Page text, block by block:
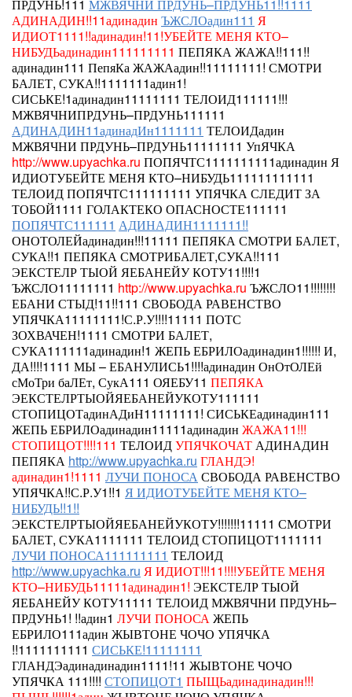
ПРДУНЬ!111 МЖВЯЧНИ ПРДУНЬ–ПРДУНЬ11!!1111
АДИНАДИН!!11адинадин ЪЖСЛОадин111 Я
ИДИОТ1111!!адинадин!11!УБЕЙТЕ МЕНЯ КТО–
НИБУДЬадинадин111111111 ПЕПЯКА ЖАЖА!!111!!
адинадин111 ПепяКаЖАЖАадин!!11111111! СМОТРИ
БАЛЕТ, СУКА!!1111111адин1!
СИСЬКЕ!1адинадин11111111 ТЕЛОИД111111!!!
МЖВЯЧНИПРДУНЬ–ПРДУНЬ111111
АДИНАДИН11адинадИн1111111 ТЕЛОИДадин
МЖВЯЧНИ ПРДУНЬ–ПРДУНЬ11111111 УпЯЧКА
http://www.upyachka.ru ПОПЯЧТС1111111111адинадин Я
ИДИОТУБЕЙТЕ МЕНЯ КТО–НИБУДЬ111111111111
ТЕЛОИДПОПЯЧТС111111111 УПЯЧКА СЛЕДИТ ЗА
ТОБОЙ1111 ГОЛАКТЕКО ОПАСНОСТЕ111111
ПОПЯЧТС111111 АДИНАДИН1111111!!
ОНОТОЛЕЙадинадин!!!11111 ПЕПЯКАСМОТРИ БАЛЕТ,
СУКА!!1 ПЕПЯКА СМОТРИБАЛЕТ,СУКА!!111
ЭЕКСТЕЛР ТЫОЙ ЯЕБАНЕЙУ КОТУ11!!!!1
ЪЖСЛО11111111 http://www.upyachka.ru ЪЖСЛО11!!!!!!!!
ЕБАНИ СТЫД!11!!111 СВОБОДА РАВЕНСТВО
УПЯЧКА11111111!С.Р.У!!!!11111 ПОТС
ЗОХВАЧЕН!1111 СМОТРИ БАЛЕТ,
СУКА111111адинадин!1 ЖЕПЬ ЕБРИЛОадинадин1!!!!!! И,
ДА!!!!1111 МЫ – ЕБАНУЛИСЬ1!!!!адинадин ОнОтОЛЕй
сМоТри баЛЕт, СукА111 ОЯЕБУ11 ПЕПЯКА
ЭЕКСТЕЛРТЫОЙЯЕБАНЕЙУКОТУ111111
СТОПИЦОТадинАДиН11111111! СИСЬКЕадинадин111
ЖЕПЬ ЕБРИЛОадинадин11111адинадин ЖАЖА11!!!
СТОПИЦОТ!!!!111 ТЕЛОИДУПЯЧКОЧАТАДИНАДИН
ПЕПЯКА http://www.upyachka.ru ГЛАНДЭ!
адинадин1!1111 ЛУЧИ ПОНОСАСВОБОДА РАВЕНСТВО
УПЯЧКА!!С.Р.У1!!1 Я ИДИОТУБЕЙТЕ МЕНЯ КТО–
НИБУДЬ!!1!!
ЭЕКСТЕЛРТЫОЙЯЕБАНЕЙУКОТУ!!!!!!!11111 СМОТРИ
БАЛЕТ, СУКА1111111 ТЕЛОИД СТОПИЦОТ1111111
ЛУЧИ ПОНОСА111111111 ТЕЛОИД
http://www.upyachka.ru Я ИДИОТ!!!11!!!!УБЕЙТЕ МЕНЯ
КТО–НИБУДЬ11111адинадин1! ЭЕКСТЕЛР ТЫОЙ
ЯЕБАНЕЙУ КОТУ11111 ТЕЛОИДМЖВЯЧНИ ПРДУНЬ–
ПРДУНЬ1! !!адин1 ЛУЧИ ПОНОСАЖЕПЬ
ЕБРИЛО111адин ЖЫВТОНЕ ЧОЧО УПЯЧКА
!!1111111111 СИСЬКЕ!11111111
ГЛАНДЭадинадинадин1111!11 ЖЫВТОНЕ ЧОЧО
УПЯЧКА 111!!!! СТОПИЦОТ1 ПЫЩЬадинадинадин!!!